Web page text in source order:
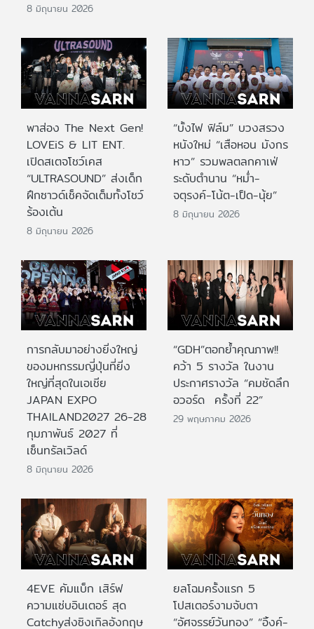
8 มิถุนายน 2026
พาส่อง The Next Gen!
LOVEiS & LIT ENT.
เปิดสเตจโชว์เคส
“ULTRASOUND” ส่งเด็ก
ฝึกซาวด์เช็คจัดเต็มทั้งโชว์
ร้องเต้น
8 มิถุนายน 2026
“บั้งไฟ ฟิล์ม” บวงสรวง
หนังใหม่ “เสือหอน มังกร
หาว” รวมพลตลกคาเฟ่
ระดับตำนาน “หม่ำ-
จตุรงค์-โน้ต-เป็ด-นุ้ย”
8 มิถุนายน 2026
การกลับมาอย่างยิ่งใหญ่
ของมหกรรมญี่ปุ่นที่ยิ่ง
ใหญ่ที่สุดในเอเชีย
JAPAN EXPO
THAILAND2027 26-28
กุมภาพันธ์ 2027 ที่
เซ็นทรัลเวิลด์
8 มิถุนายน 2026
“GDH”ตอกย้ำคุณภาพ!!
คว้า 5 รางวัล ในงาน
ประกาศรางวัล “คมชัดลึก
อวอร์ด ครั้งที่ 22”
29 พฤษภาคม 2026
4EVE คัมแบ็ก เสิร์ฟ
ความแซ่บอินเตอร์ สุด
Catchyส่งซิงเกิลอังกฤษ
ยลโฉมครั้งแรก 5
โปสเตอร์งามจับตา
“อัศจรรย์วันทอง” “อิ้งค์-